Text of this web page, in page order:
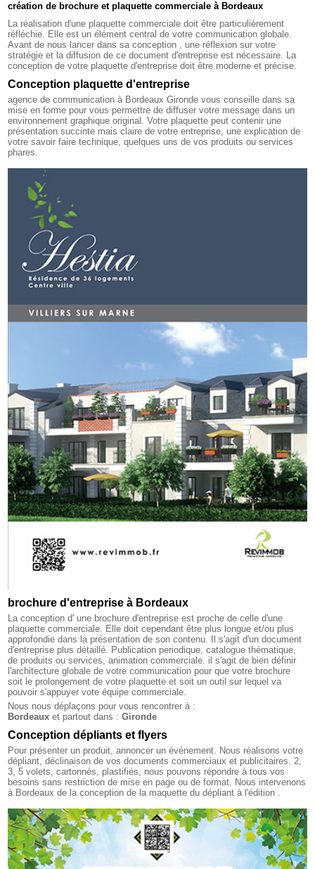
création de brochure et plaquette commerciale à Bordeaux
La réalisation d'une plaquette commerciale doit être particulièrement
réfléchie. Elle est un élément central de votre communication globale.
Avant de nous lancer dans sa conception , une réflexion sur votre
stratégie et la diffusion de ce document d'entreprise est nécessaire. La
conception de votre plaquette d'entreprise doit être moderne et précise.
Conception plaquette d'entreprise
agence de communication à Bordeaux Gironde vous conseille dans sa
mise en forme pour vous permettre de diffuser votre message dans un
environnement graphique original. Votre plaquette peut contenir une
présentation succinte mais claire de votre entreprise, une explication de
votre savoir faire technique, quelques uns de vos produits ou services
phares.
brochure d'entreprise à Bordeaux
La conception d' une brochure d'entreprise est proche de celle d'une
plaquette commerciale. Elle doit cependant être plus longue et/ou plus
approfondie dans la présentation de son contenu. Il s'agit d'un document
d'entreprise plus détaillé. Publication periodique, catalogue thématique,
de produits ou services, animation commerciale. il s'agit de bien définir
l'architecture globale de votre communication pour que votre brochure
soit le prolongement de votre plaquette et soit un outil sur lequel va
pouvoir s'appuyer vote équipe commerciale.
Nous nous déplaçons pour vous rencontrer à :
Bordeaux et partout dans :Gironde
Conception dépliants et flyers
Pour présenter un produit, annoncer un événement. Nous réalisons votre
dépliant, déclinaison de vos documents commerciaux et publicitaires. 2,
3, 5 volets, cartonnés, plastifiés, nous pouvons répondre à tous vos
besoins sans restriction de mise en page ou de format. Nous intervenons
à Bordeaux de la conception de la maquette du dépliant à l'édition .